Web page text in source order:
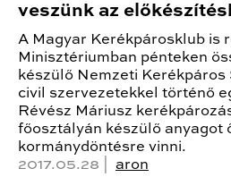
veszünk az
A Magyar Kerékpárosklub is
Minisztériumban pénteken
készülő Nemzeti
civil szervezetekkel történő
Révész Máriusz
főosztályán készülő anyagot
kormánydöntésre vinni.
2017.05.28 | aron